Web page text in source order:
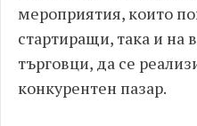
мероприятия, които
стартиращи, така и на
търговци, да се
конкурентен пазар.